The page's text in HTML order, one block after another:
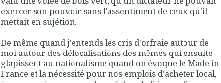
exercer son pouvoir sans l'assentiment de ceux qu'il
mettait en sujétion.
De même quand j'entends les cris d'orfraie autour de
moi autour des délocalisations des mêmes qui ensuite
glapissent au nationalisme quand on évoque le Made in
France et la nécessité pour nos emplois d'acheter local,